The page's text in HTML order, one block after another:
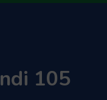
105